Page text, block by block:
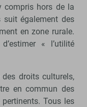
compris hors de la
suit également des
en zone rurale.
« l’utilité
droits culturels,
en commun des
pertinents. Tous les